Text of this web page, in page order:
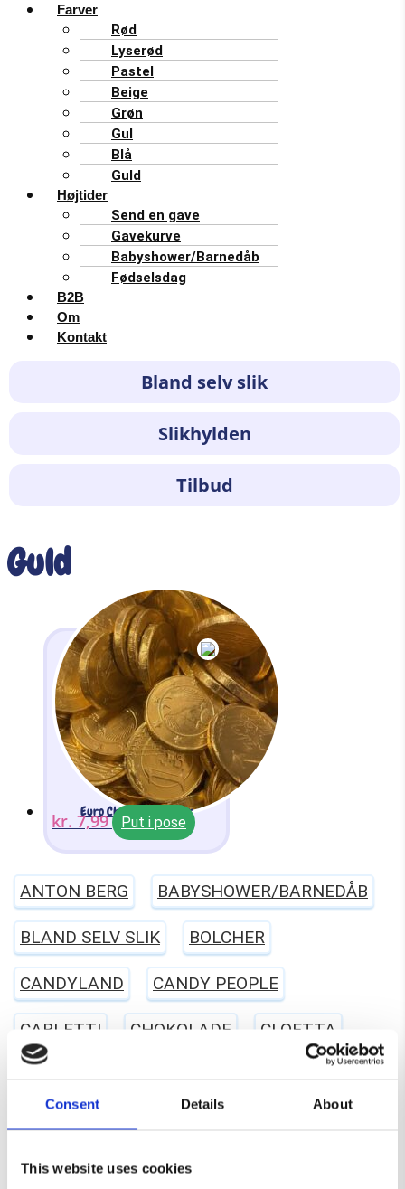
Consent Details About
This website uses cookies
Farver
Rød
Lyserød
Pastel
Beige
Grøn
Gul
Blå
Guld
Højtider
Send en gave
Gavekurve
Babyshower/Barnedåb
Fødselsdag
B2B
Om
Kontakt
Bland selv slik
Slikhylden
Tilbud
Guld
Euro Chokolademønter
kr. 7,99 Put i pose
ANTON BERG BABYSHOWER/BARNEDÅB
BLAND SELV SLIK BOLCHER
CANDYLAND CANDY PEOPLE
CARLETTI CHOKOLADE CLOETTA
GELATINEFRI GLUTENFRI